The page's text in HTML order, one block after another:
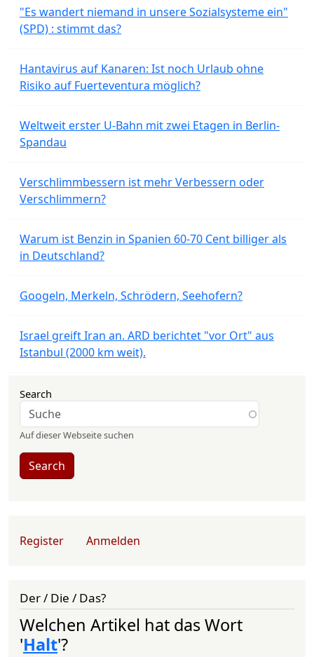
"Es wandert niemand in unsere Sozialsysteme ein"
(SPD) : stimmt das?
Hantavirus auf Kanaren: Ist noch Urlaub ohne
Risiko auf Fuerteventura möglich?
Weltweit erster U-Bahn mit zwei Etagen in Berlin-
Spandau
Verschlimmbessern ist mehr Verbessern oder
Verschlimmern?
Warum ist Benzin in Spanien 60-70 Cent billiger als
in Deutschland?
Googeln, Merkeln, Schrödern, Seehofern?
Israel greift Iran an. ARD berichtet "vor Ort" aus
Istanbul (2000 km weit).
Search
Auf dieser Webseite suchen
Search
User account menu
Register Anmelden
Der / Die / Das?
Welchen Artikel hat das Wort
'Halt'?